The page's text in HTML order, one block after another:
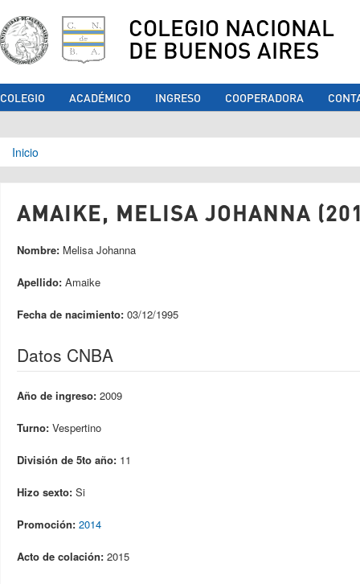
COLEGIO NACIONAL
DE BUENOS AIRES
COLEGIO ACADÉMICO INGRESO COOPERADORA
Se encuentra usted aquí
Inicio
AMAIKE, MELISA JOHANNA
Nombre: Melisa Johanna
Apellido: Amaike
Fecha de nacimiento: 03/12/1995
Datos CNBA
Año de ingreso: 2009
Turno: Vespertino
División de 5to año: 11
Hizo sexto: Si
Promoción: 2014
Acto de colación: 2015